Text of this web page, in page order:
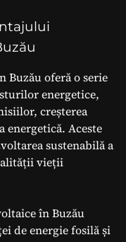
oferă o serie
energetice,
creșterea
Aceste
sustenabilă a
vieții
în Buzău
de energie fosilă și